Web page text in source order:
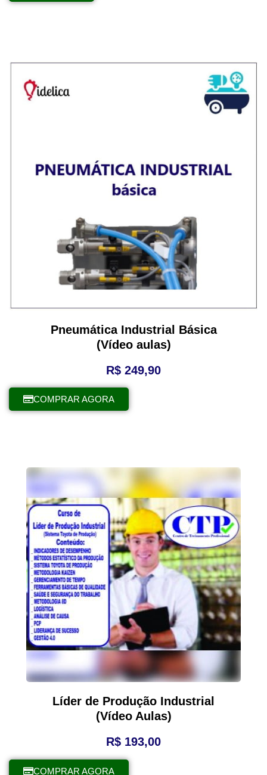
Pneumática Industrial Básica
(Vídeo aulas)
R$ 249,90
COMPRAR AGORA
Líder de Produção Industrial
(Vídeo Aulas)
R$ 193,00
COMPRAR AGORA